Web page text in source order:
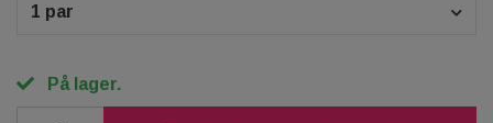
1 par
På lager.